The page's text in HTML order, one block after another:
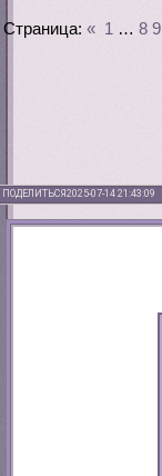
Страница:« 1 … 8 9
ПОДЕЛИТЬСЯ2025-07-14 21:43:09